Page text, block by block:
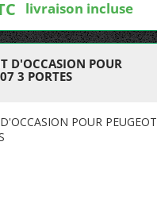
livraison incluse
D'OCCASION POUR
3 PORTES
POUR PEUGEOT